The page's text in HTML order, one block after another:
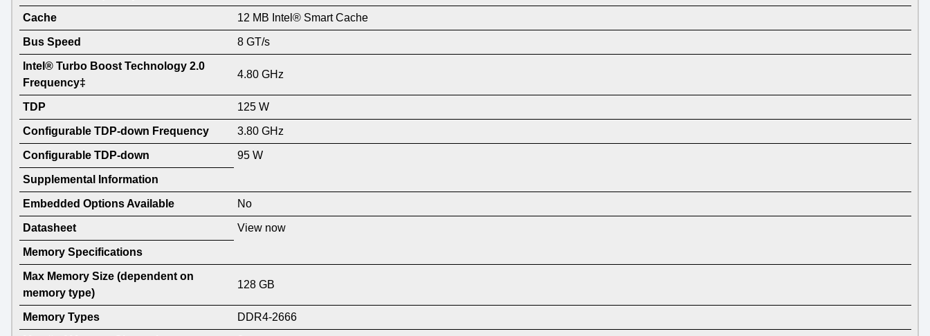
Cache 12 MB Intel® Smart Cache
Bus Speed 8 GT/s
Intel® Turbo Boost Technology 2.0
Frequency‡
4.80 GHz
TDP 125 W
Configurable TDP-down Frequency 3.80 GHz
Configurable TDP-down 95 W
Supplemental Information
Embedded Options Available No
Datasheet View now
Memory Specifications
Max Memory Size (dependent on
memory type)
128 GB
Memory Types DDR4-2666